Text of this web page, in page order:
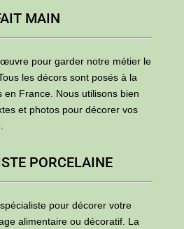
MAIN
pour garder notre métier le
les décors sont posés à la
en France. Nous utilisons bien
et photos pour décorer vos
PORCELAINE
pour décorer votre
alimentaire ou décoratif. La